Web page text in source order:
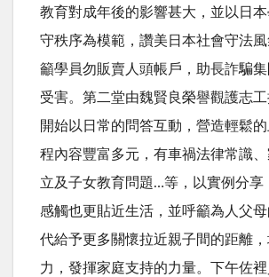
教育對成年後的影響甚大，並以日
守秩序為模範，讚美日本社會守法
籲學員勿販賣人頭帳戶，助長詐騙集
受害。第二堂由魏賢良榮譽觀護志
開始以日常的問答互動，營造輕鬆
程內容豐富多元，有車禍法律常識
立及子女教育問題…等，以實例分享
感觸也更貼近生活，並呼籲為人父
代給予更多關懷拉近親子間的距離
力，發揮家庭支持的力量。下午佐